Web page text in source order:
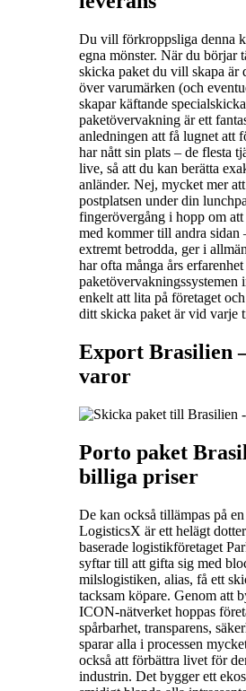
Du vill förkroppsliga denna
egna mönster. När du börjar
skicka paket du vill skapa är
över varumärken (och
skapar käftande
paketövervakning är ett
anledningen att få lugnet att
har nått sin plats – de flesta
live, så att du kan berätta
anländer. Nej, mycket mer
postplatsen under din
fingerövergång i hopp om
med kommer till andra sidan
extremt betrodda, ger i
har ofta många års
paketövervakningssystemen
enkelt att lita på företaget
ditt skicka paket är vid varje
Export Brasilien
varor
Porto paket
billiga priser
De kan också tillämpas på
LogisticsX är ett helägt
baserade logistikföretaget
syftar till att gifta sig med
milslogistiken, alias, få ett
tacksam köpare. Genom att
ICON-nätverket hoppas
spårbarhet, transparens,
sparar alla i processen
också att förbättra livet för
industrin. Det bygger ett